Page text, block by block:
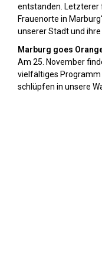
entstanden. Letzterer
Frauenorte in
unserer Stadt und ihre
Marburg goes
Am 25. November
vielfältiges
schlüpfen in unsere